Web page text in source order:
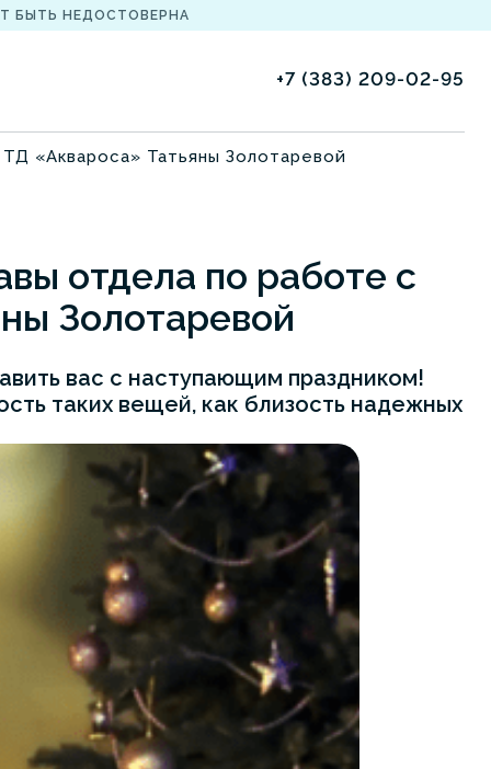
БЫТЬ НЕДОСТОВЕРНА
+7 (383) 209-02-95
«Аквароса» Татьяны Золотаревой
отдела по работе с
Золотаревой
вас с наступающим праздником!
таких вещей, как близость надежных